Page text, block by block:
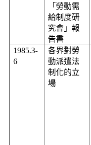
「勞動需
給制度研
究會」報
告書
1985.3-
6
各界對勞
動派遣法
制化的立
場